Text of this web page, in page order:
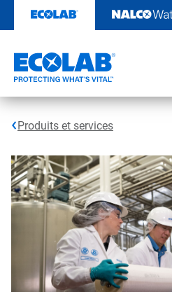
contenu​​​​​​​
Produits et services